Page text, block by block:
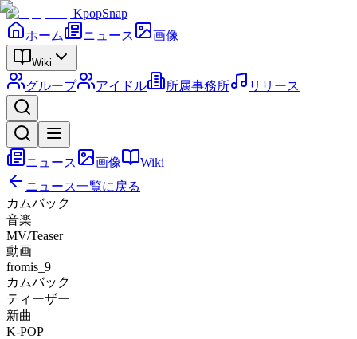
KpopSnap
ホーム
ニュース 画像
Wiki
グループ アイドル 所属事務所 リリース
ニュース 画像
Wiki
ニュース一覧に戻る
カムバック
音楽
MV/Teaser
動画
fromis_9
カムバック
ティーザー
新曲
K-POP